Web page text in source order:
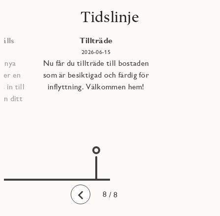
Tidslinje
Bakåt
nya
en
in till
ditt
Tillträde
2026-06-15
Nu får du tillträde till bostaden
som är besiktigad och färdig för
inflyttning. Välkommen hem!
1
2
3
4
5
6
7
8 / 8